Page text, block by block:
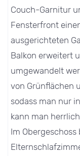
Couch-Garnitur
Fensterfront
ausgerichteten
Balkon erweitert
umgewandelt
von Grünflächen
sodass man nur
kann man
Im